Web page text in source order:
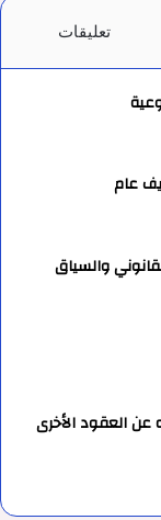
تعليقات
عام
والسياق
عن العقود الأخرى